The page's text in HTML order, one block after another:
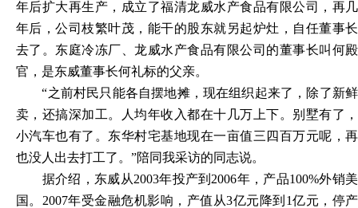
年后扩大再生产，成立了福清龙威水产食品有限公司，再几
年后，公司枝繁叶茂，能干的股东就另起炉灶，自任董事长
去了。东庭冷冻厂、龙威水产食品有限公司的董事长叫何殿
官，是东威董事长何礼标的父亲。
“之前村民只能各自摆地摊，现在组织起来了，除了新鲜
卖，还搞深加工。人均年收入都在十几万上下。别墅有了，
小汽车也有了。东华村宅基地现在一亩值三四百万元呢，再
也没人出去打工了。”陪同我采访的同志说。
据介绍，东威从2003年投产到2006年，产品100%外销美
国。2007年受金融危机影响，产值从3亿元降到1亿元，停产